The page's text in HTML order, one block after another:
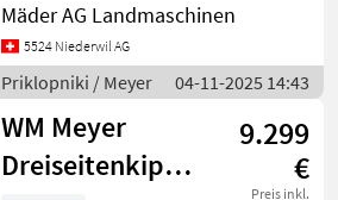
200 mm - Gesamtmasse :
6450 x 2180 x 1450 mm -
Höhe ab Boden : ca. 650
mm - Ges.
Mäder AG Landmaschinen
5524 Niederwil AG
Priklopniki / Meyer 04-11-2025 14:43
WM Meyer
Dreiseitenkipper
9.299
€
Preis inkl.